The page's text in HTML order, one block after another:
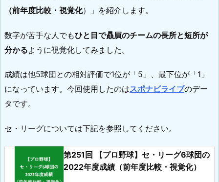
（前年度比較・視覚化）」を紹介します。
数字が苦手な人でもひと目で贔屓のチームの長所と短所が
分かるように視覚化してみました。
成績は他5球団との相対評価で1位が「5」、最下位が「1」
になっています。今回使用したのはスポナビライブのデー
タです。
セ・リーグについては下記を参照してください。
第251回 【プロ野球】セ・リーグ6球団の
2022年度成績（前年度比較・視覚化）